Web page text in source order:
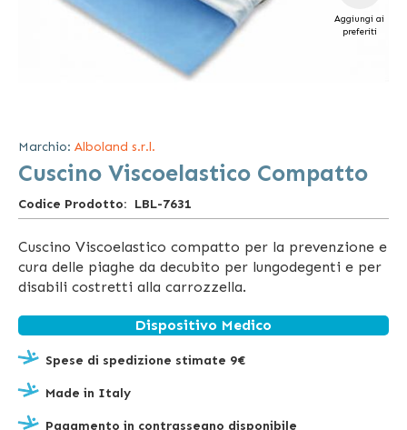
galleria
di
Aggiungi ai
preferiti
Marchio: Alboland s.r.l.
Cuscino Viscoelastico Compatto
Codice Prodotto LBL-7631
Cuscino Viscoelastico compatto per la prevenzione e
cura delle piaghe da decubito per lungodegenti e per
disabili costretti alla carrozzella.
Dispositivo Medico
Spese di spedizione stimate 9€
Made in Italy
Pagamento in contrassegno disponibile